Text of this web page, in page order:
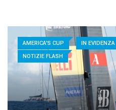
AMERICA'S CUP IN EVIDENZA
NOTIZIE FLASH